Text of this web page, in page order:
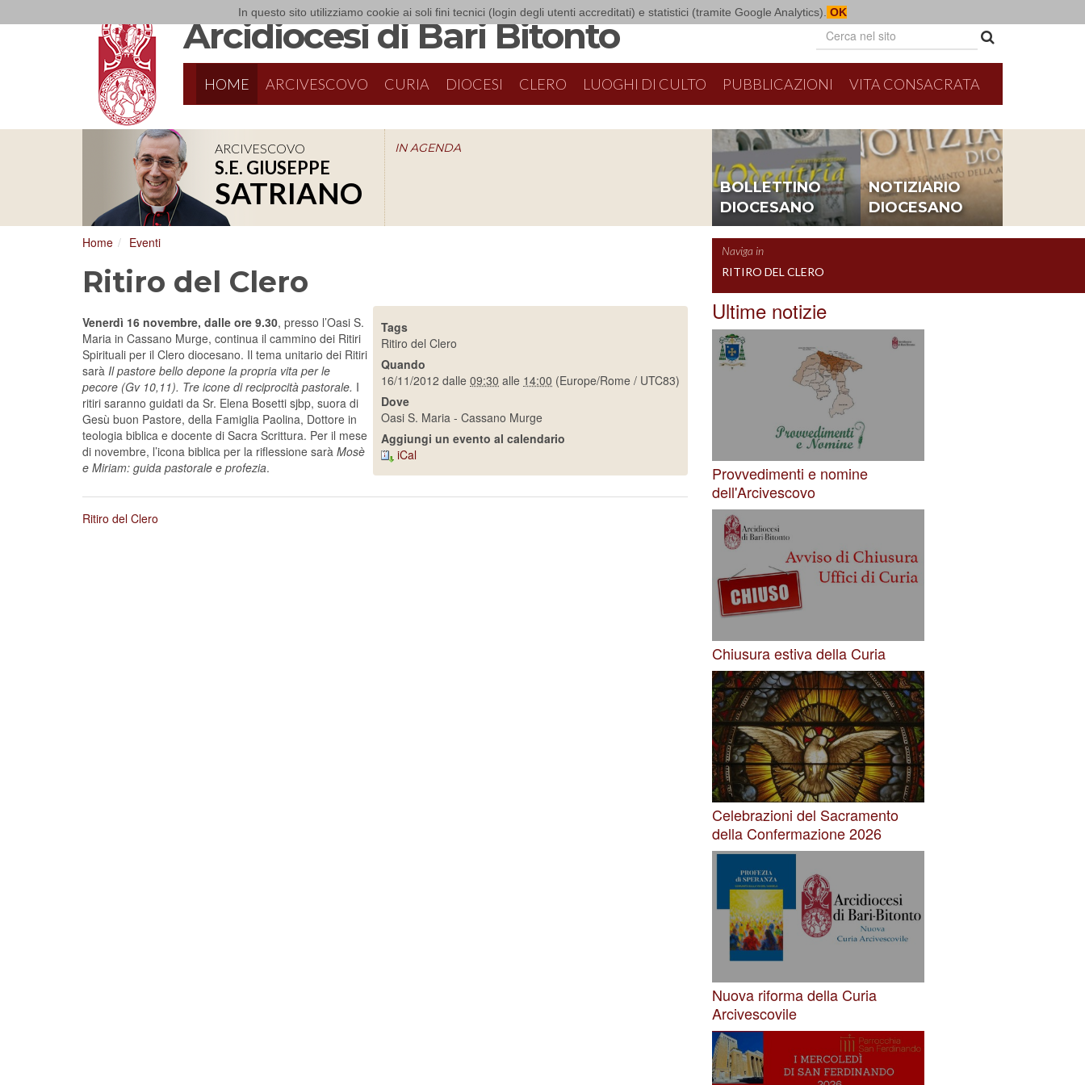
In questo sito utilizziamo cookie ai soli fini tecnici (login degli utenti accreditati) e statistici (tramite Google Analytics). OK
Arcidiocesi di Bari Bitonto
HOME ARCIVESCOVO CURIA DIOCESI CLERO LUOGHI DI CULTO PUBBLICAZIONI VITA CONSACRATA
ARCIVESCOVO
S.E. GIUSEPPE
SATRIANO
IN AGENDA
BOLLETTINO
DIOCESANO
NOTIZIARIO
DIOCESANO
Home Eventi
Ritiro del Clero
Tags
Ritiro del Clero
Quando
16/11/2012 dalle 09:30 alle 14:00 (Europe/Rome / UTC83)
Dove
Oasi S. Maria - Cassano Murge
Aggiungi un evento al calendario
iCal
Venerdì 16 novembre, dalle ore 9.30, presso l’Oasi S.
Maria in Cassano Murge, continua il cammino dei Ritiri
Spirituali per il Clero diocesano. Il tema unitario dei Ritiri
sarà Il pastore bello depone la propria vita per le
pecore (Gv 10,11). Tre icone di reciprocità pastorale. I
ritiri saranno guidati da Sr. Elena Bosetti sjbp, suora di
Gesù buon Pastore, della Famiglia Paolina, Dottore in
teologia biblica e docente di Sacra Scrittura. Per il mese
di novembre, l’icona biblica per la riflessione sarà Mosè
e Miriam: guida pastorale e profezia.
Ritiro del Clero
Naviga in
RITIRO DEL CLERO
Ultime notizie
Provvedimenti e nomine
dell'Arcivescovo
Chiusura estiva della Curia
Celebrazioni del Sacramento
della Confermazione 2026
Nuova riforma della Curia
Arcivescovile